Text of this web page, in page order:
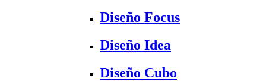
Diseño Focus
Diseño Idea
Diseño Cubo